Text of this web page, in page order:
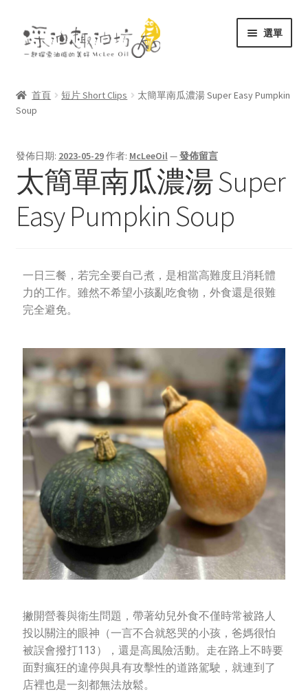
選單
商店
文庫
聯絡
首頁 短片 Short Clips
太簡單南瓜濃湯 Super Easy Pumpkin
Soup
發佈日期: 2023-05-29作者: McLeeOil—發佈留言
太簡單南瓜濃湯 Super
Easy Pumpkin Soup
一日三餐，若完全要自己煮，是相當高難度且消耗體
力的工作。雖然不希望小孩亂吃食物，外食還是很難
完全避免。
撇開營養與衛生問題，帶著幼兒外食不僅時常被路人
投以關注的眼神（一言不合就怒哭的小孩，爸媽很怕
被誤會撥打113），還是高風險活動。走在路上不時要
面對瘋狂的違停與具有攻擊性的道路駕駛，就連到了
店裡也是一刻都無法放鬆。